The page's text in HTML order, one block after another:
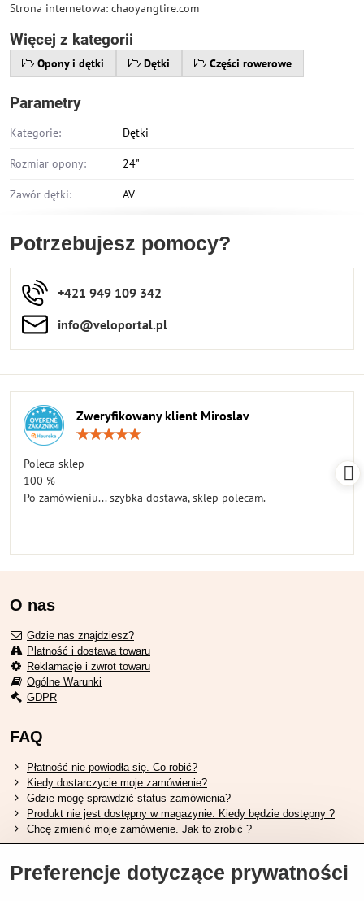
Strona internetowa: chaoyangtire.com
Więcej z kategorii
Opony i dętki Dętki Części rowerowe
Parametry
Kategorie: Dętki
Rozmiar opony: 24"
Zawór dętki: AV
Potrzebujesz pomocy?
+421 949 109 342
info​​@veloportal​.pl
Zweryfikowany klient Miroslav
Poleca sklep
100 %
Po zamówieniu... szybka dostawa, sklep polecam.
O nas
Gdzie nas znajdziesz?
Platność i dostawa towaru
Reklamacje i zwrot towaru
Ogólne Warunki
GDPR
FAQ
Płatność nie powiodła się. Co robić?
Kiedy dostarczycie moje zamówienie?
Gdzie mogę sprawdzić status zamówienia?
Produkt nie jest dostępny w magazynie. Kiedy będzie dostępny ?
Chcę zmienić moje zamówienie. Jak to zrobić ?
Przydatne linki
Preferencje dotyczące prywatności